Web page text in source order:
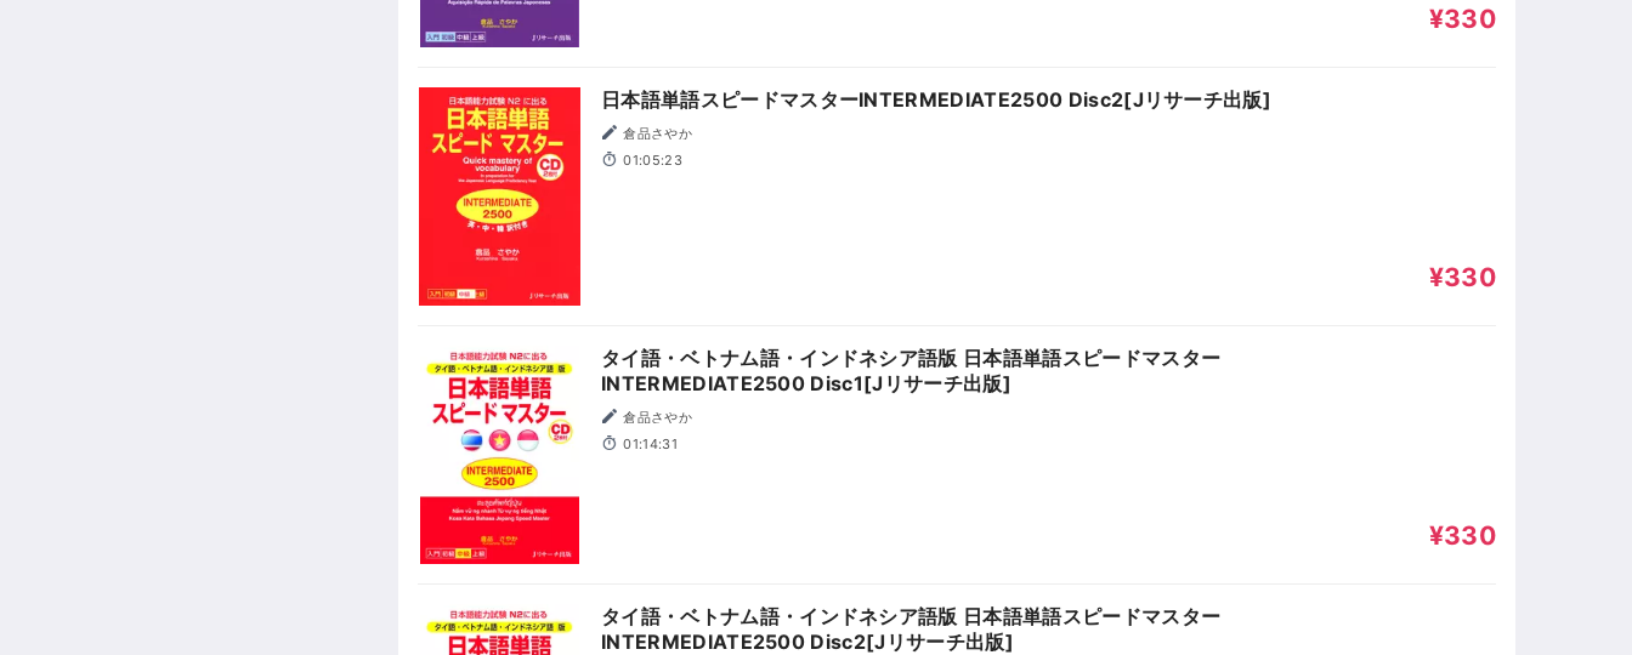
¥330
日本語単語スピードマスターINTERMEDIATE2500 Disc2[Jリサーチ出版]
倉品さやか
01:05:23
¥330
タイ語・ベトナム語・インドネシア語版 日本語単語スピードマスター
INTERMEDIATE2500 Disc1[Jリサーチ出版]
倉品さやか
01:14:31
¥330
タイ語・ベトナム語・インドネシア語版 日本語単語スピードマスター
INTERMEDIATE2500 Disc2[Jリサーチ出版]